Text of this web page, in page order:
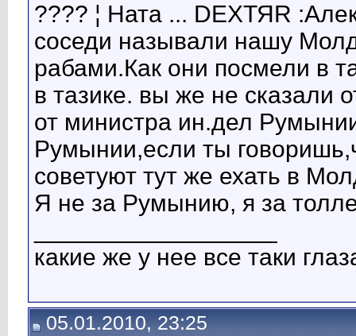
???? ¦ Ната ... DЕХТЯR
соседи называли нашу
рабами.Как они посмели в
в тазике. вы же не сказали
от министра ин.дел
Румынии,если ты
советуют тут же ехать в
Я не за Румынию, я за
какие же у нее все таки
05.01.2010, 23:25